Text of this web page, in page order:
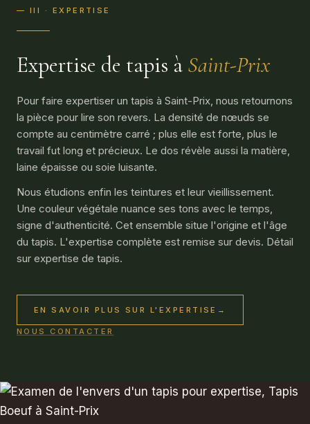
— III · EXPERTISE
Expertise de tapis à Saint-Prix
Pour faire expertiser un tapis à Saint-Prix, nous retournons
la pièce pour lire son revers. La densité de nœuds se
compte au centimètre carré ; plus elle est forte, plus le
travail fut long et précieux. Le dos révèle aussi la matière,
laine épaisse ou soie luisante.
Nous étudions enfin les teintures et leur vieillissement.
Une couleur végétale nuance ses tons avec le temps,
signe d'authenticité. Cet ensemble situe l'origine et l'âge
du tapis. L'expertise complète est remise sur devis. Détail
sur expertise de tapis.
EN SAVOIR PLUS SUR L'EXPERTISE →
NOUS CONTACTER